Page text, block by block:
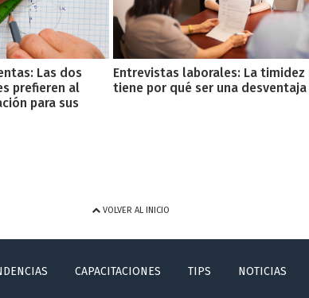
Las dos
prefieren al
para sus
Entrevistas laborales: La timidez
tiene por qué ser una desventaja
VOLVER AL INICIO
CAPACITACIONES TIPS NOTICIAS